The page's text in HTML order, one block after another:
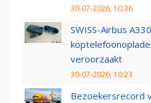
30-07-2026, 10:36
SWISS-Airbus
veroorzaakt
30-07-2026, 10:23
Bezoekersrecord